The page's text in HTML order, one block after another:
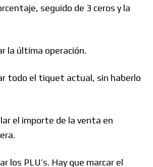
seguido de 3 ceros y la
la última operación.
todo el tiquet actual, sin haberlo
el importe de la venta en
los PLU’s. Hay que marcar el